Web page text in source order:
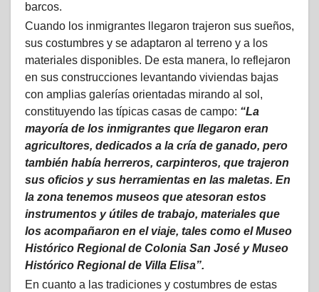
barcos.
Cuando los inmigrantes llegaron trajeron sus sueños,
sus costumbres y se adaptaron al terreno y a los
materiales disponibles. De esta manera, lo reflejaron
en sus construcciones levantando viviendas bajas
con amplias galerías orientadas mirando al sol,
constituyendo las típicas casas de campo: “La
mayoría de los inmigrantes que llegaron eran
agricultores, dedicados a la cría de ganado, pero
también había herreros, carpinteros, que trajeron
sus oficios y sus herramientas en las maletas. En
la zona tenemos museos que atesoran estos
instrumentos y útiles de trabajo, materiales que
los acompañaron en el viaje, tales como el Museo
Histórico Regional de Colonia San José y Museo
Histórico Regional de Villa Elisa”.
En cuanto a las tradiciones y costumbres de estas